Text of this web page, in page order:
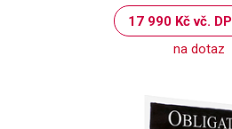
17 990 Kč vč.
na dotaz